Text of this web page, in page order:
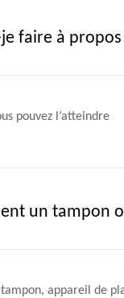
faire à
pouvez l’atteindre
un tampon
appareil de